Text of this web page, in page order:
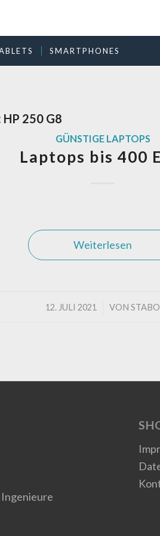
SMARTPHONES
HP 250 G8
GÜNSTIGE LAPTOPS
Laptops bis 400
Weiterlesen
12. JULI 2021
/ VONSTABO